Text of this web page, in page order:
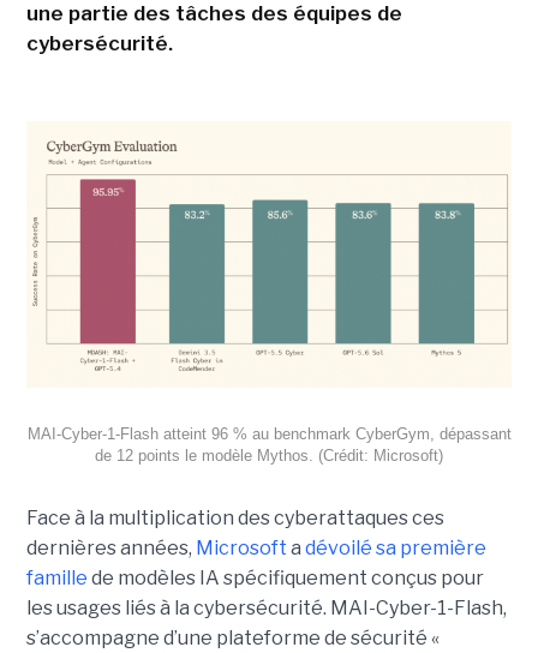
une partie des tâches des équipes de
cybersécurité.
MAI-Cyber-1-Flash atteint 96 % au benchmark CyberGym, dépassant
de 12 points le modèle Mythos. (Crédit: Microsoft)
Face à la multiplication des cyberattaques ces
dernières années, Microsoft a dévoilé sa première
famille de modèles IA spécifiquement conçus pour
les usages liés à la cybersécurité. MAI-Cyber-1-Flash,
s’accompagne d’une plateforme de sécurité «